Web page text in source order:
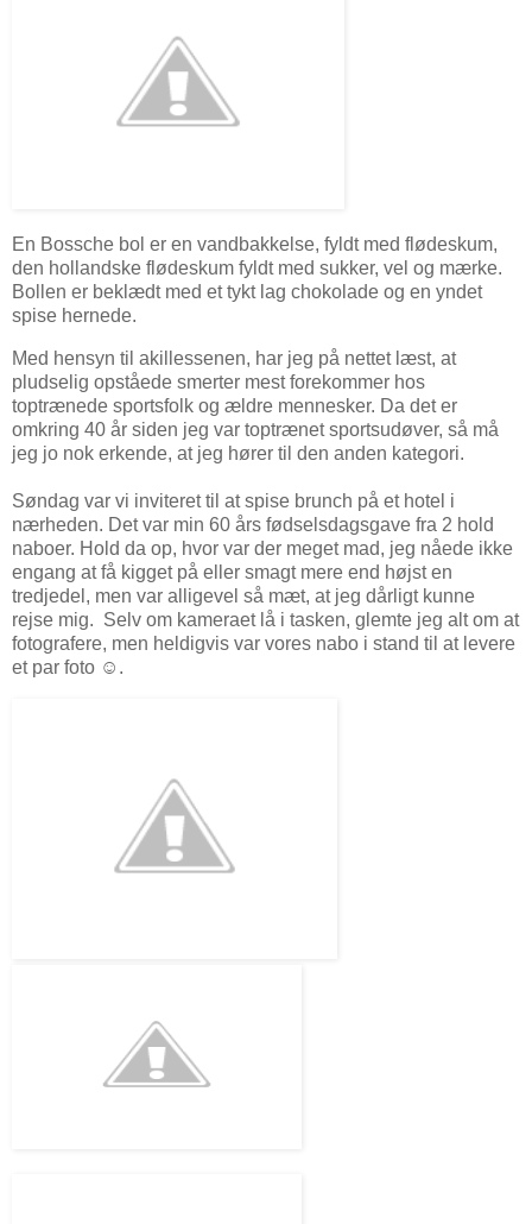
En Bossche bol er en vandbakkelse, fyldt med flødeskum,
den hollandske flødeskum fyldt med sukker, vel og mærke.
Bollen er beklædt med et tykt lag chokolade og en yndet
spise hernede.
Med hensyn til akillessenen, har jeg på nettet læst, at
pludselig opståede smerter mest forekommer hos
toptrænede sportsfolk og ældre mennesker. Da det er
omkring 40 år siden jeg var toptrænet sportsudøver, så må
jeg jo nok erkende, at jeg hører til den anden kategori.
Søndag var vi inviteret til at spise brunch på et hotel i
nærheden. Det var min 60 års fødselsdagsgave fra 2 hold
naboer. Hold da op, hvor var der meget mad, jeg nåede ikke
engang at få kigget på eller smagt mere end højst en
tredjedel, men var alligevel så mæt, at jeg dårligt kunne
rejse mig. Selv om kameraet lå i tasken, glemte jeg alt om at
fotografere, men heldigvis var vores nabo i stand til at levere
et par foto ☺.